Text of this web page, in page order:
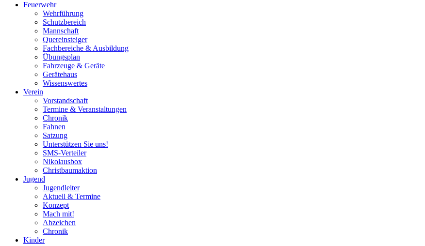
Feuerwehr
Wehrführung
Schutzbereich
Mannschaft
Quereinsteiger
Fachbereiche & Ausbildung
Übungsplan
Fahrzeuge & Geräte
Gerätehaus
Wissenswertes
Verein
Vorstandschaft
Termine & Veranstaltungen
Chronik
Fahnen
Satzung
Unterstützen Sie uns!
SMS-Verteiler
Nikolausbox
Christbaumaktion
Jugend
Jugendleiter
Aktuell & Termine
Konzept
Mach mit!
Abzeichen
Chronik
Kinder